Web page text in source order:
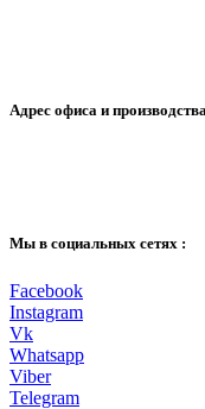
Адрес офиса и
Мы в социальных сетях :
Facebook
Instagram
Vk
Whatsapp
Viber
Telegram